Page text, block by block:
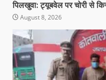
पिलखुवा: ट्यूबवेल पर चोरी से
August 8, 2026